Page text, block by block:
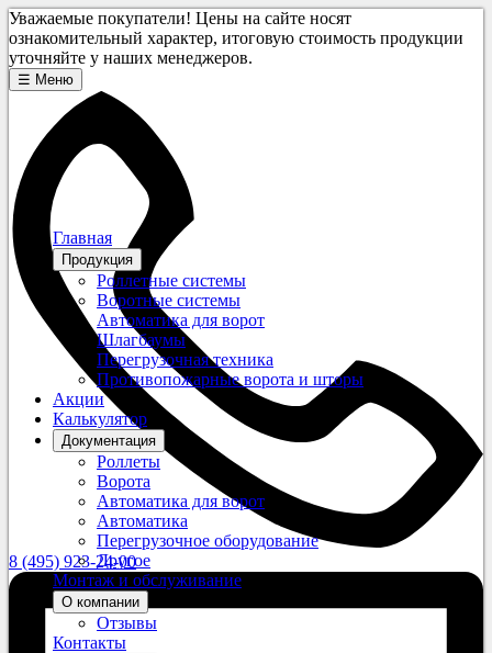
Уважаемые покупатели! Цены на сайте носят
ознакомительный характер, итоговую стоимость продукции
уточняйте у наших менеджеров.
☰ Меню
8 (495) 923-24-00
Главная
Продукция
Роллетные системы
Воротные системы
Автоматика для ворот
Шлагбаумы
Перегрузочная техника
Противопожарные ворота и шторы
Акции
Калькулятор
Документация
Роллеты
Ворота
Автоматика для ворот
Автоматика
Перегрузочное оборудование
Другое
Монтаж и обслуживание
О компании
Отзывы
Контакты